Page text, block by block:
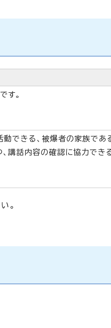
す。
できる、被爆者の家族であ
、講話内容の確認に協力でき
。